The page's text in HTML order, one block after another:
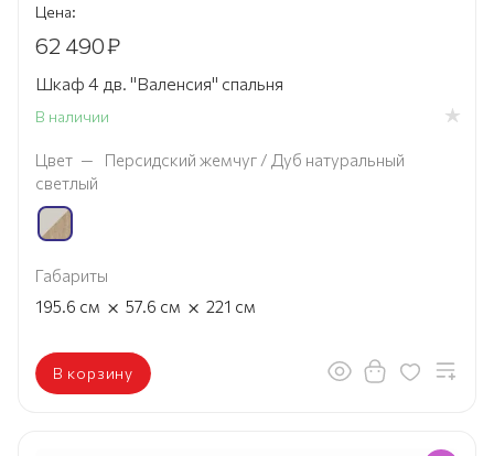
Цена:
62 490₽
Шкаф 4 дв. "Валенсия" спальня
В наличии
Цвет —
Персидский жемчуг / Дуб натуральный
светлый
Габариты
195.6 см × 57.6 см × 221 см
В корзину